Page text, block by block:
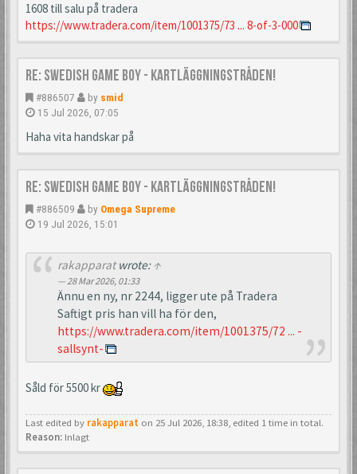
1608 till salu på tradera
https://www.tradera.com/item/1001375/73 ... 8-of-3-000
Re: Swedish Game Boy - Kartläggningstråden!
#886507 by smid
15 Jul 2026, 07:05
Haha vita handskar på
Re: Swedish Game Boy - Kartläggningstråden!
#886509 by Omega Supreme
19 Jul 2026, 15:01
rakapparatwrote: ↑
28 Mar 2026, 01:33
Ännu en ny, nr 2244, ligger ute på Tradera
Saftigt pris han vill ha för den,
https://www.tradera.com/item/1001375/72 ... -
sallsynt-
Såld för 5500 kr
Last edited by rakapparat on 25 Jul 2026, 18:38, edited 1 time in total.
Reason: Inlagt